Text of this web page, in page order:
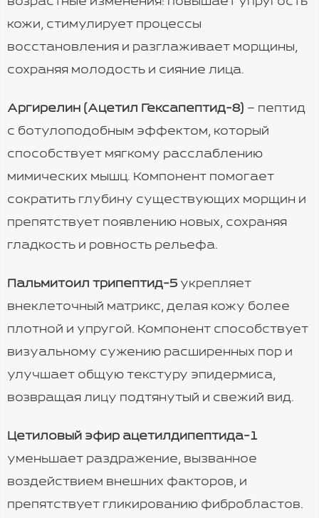
кожи, стимулирует процессы
восстановления и разглаживает морщины,
сохраняя молодость и сияние лица.
Аргирелин (Ацетил Гексапептид-8) – пептид
с ботулоподобным эффектом, который
способствует мягкому расслаблению
мимических мышц. Компонент помогает
сократить глубину существующих морщин и
препятствует появлению новых, сохраняя
гладкость и ровность рельефа.
Пальмитоил трипептид-5 укрепляет
внеклеточный матрикс, делая кожу более
плотной и упругой. Компонент способствует
визуальному сужению расширенных пор и
улучшает общую текстуру эпидермиса,
возвращая лицу подтянутый и свежий вид.
Цетиловый эфир ацетилдипептида-1
уменьшает раздражение, вызванное
воздействием внешних факторов, и
препятствует гликированию фибробластов.